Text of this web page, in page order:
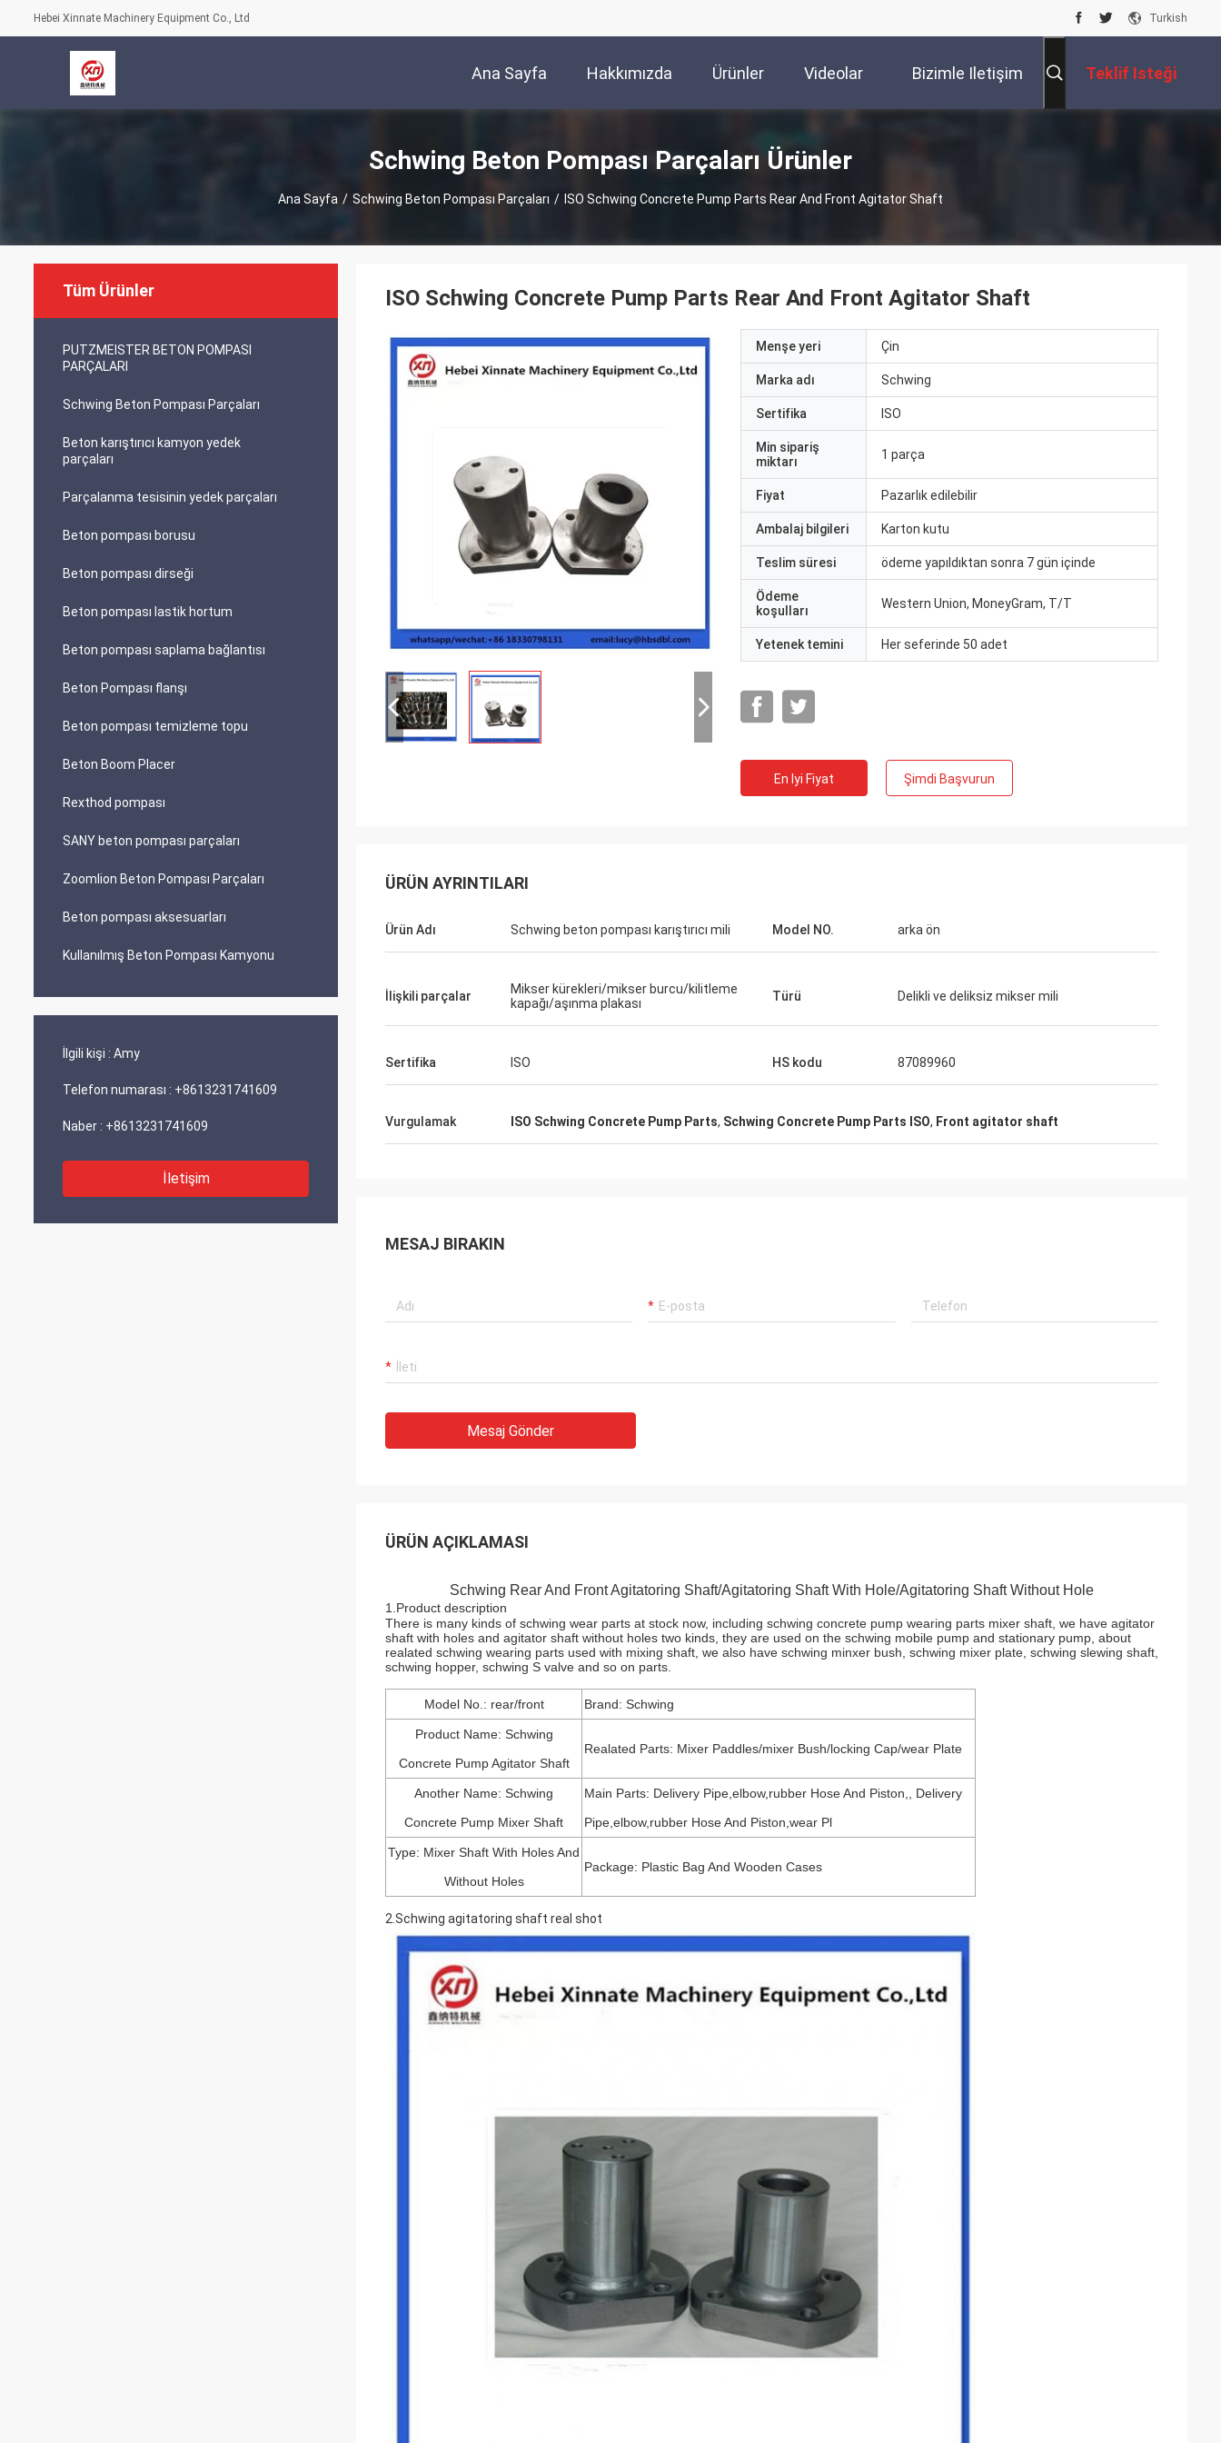
Hebei Xinnate Machinery Equipment Co., Ltd Turkish
Ana Sayfa Hakkımızda Ürünler Videolar Bizimle Iletişim Teklif Isteği
Schwing Beton Pompası Parçaları Ürünler
Ana Sayfa / Schwing Beton Pompası Parçaları / ISO Schwing Concrete Pump Parts Rear And Front Agitator Shaft
Tüm Ürünler
PUTZMEISTER BETON POMPASI
PARÇALARI
Schwing Beton Pompası Parçaları
Beton karıştırıcı kamyon yedek
parçaları
Parçalanma tesisinin yedek parçaları
Beton pompası borusu
Beton pompası dirseği
Beton pompası lastik hortum
Beton pompası saplama bağlantısı
Beton Pompası flanşı
Beton pompası temizleme topu
Beton Boom Placer
Rexthod pompası
SANY beton pompası parçaları
Zoomlion Beton Pompası Parçaları
Beton pompası aksesuarları
Kullanılmış Beton Pompası Kamyonu
İlgili kişi : Amy
Telefon numarası : +8613231741609
Naber : +8613231741609
İletişim
ISO Schwing Concrete Pump Parts Rear And Front Agitator Shaft
Menşe yeri Çin
Marka adı Schwing
Sertifika ISO
Min sipariş
miktarı
1 parça
Fiyat Pazarlık edilebilir
Ambalaj bilgileri Karton kutu
Teslim süresi ödeme yapıldıktan sonra 7 gün içinde
Ödeme
koşulları
Western Union, MoneyGram, T/T
Yetenek temini Her seferinde 50 adet
En Iyi Fiyat Şimdi Başvurun
ÜRÜN AYRINTILARI
Ürün Adı Schwing beton pompası karıştırıcı mili Model NO. arka ön
İlişkili parçalar
Mikser kürekleri/mikser burcu/kilitleme
kapağı/aşınma plakası
Türü Delikli ve deliksiz mikser mili
Sertifika ISO HS kodu 87089960
Vurgulamak ISO Schwing Concrete Pump Parts, Schwing Concrete Pump Parts ISO, Front agitator shaft
MESAJ BIRAKIN
Mesaj Gönder
ÜRÜN AÇIKLAMASI
Schwing Rear And Front Agitatoring Shaft/Agitatoring Shaft With Hole/Agitatoring Shaft Without Hole
1.Product description
There is many kinds of schwing wear parts at stock now, including schwing concrete pump wearing parts mixer shaft, we have agitator
shaft with holes and agitator shaft without holes two kinds, they are used on the schwing mobile pump and stationary pump, about
realated schwing wearing parts used with mixing shaft, we also have schwing minxer bush, schwing mixer plate, schwing slewing shaft,
schwing hopper, schwing S valve and so on parts.
Model No.: rear/front Brand: Schwing
Product Name: Schwing
Concrete Pump Agitator Shaft
Realated Parts: Mixer Paddles/mixer Bush/locking Cap/wear Plate
Another Name: Schwing
Concrete Pump Mixer Shaft
Main Parts: Delivery Pipe,elbow,rubber Hose And Piston,, Delivery
Pipe,elbow,rubber Hose And Piston,wear Pl
Type: Mixer Shaft With Holes And
Without Holes
Package: Plastic Bag And Wooden Cases
2.Schwing agitatoring shaft real shot